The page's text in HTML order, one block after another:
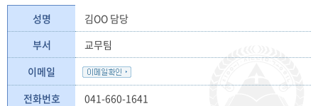
성명
김OO 담당
부서
교무팀
이메일
전화번호
041-660-1641